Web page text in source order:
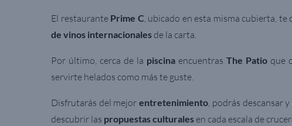
El restaurantePrime C, ubicado en esta misma cubierta,
de vinos internacionalesde la carta.
Por último, cerca de la piscina encuentrasThe Patio que
servirte helados como más te guste.
Disfrutarás del mejorentretenimiento, podrás descansar
descubrir las propuestas culturalesen cada escala de